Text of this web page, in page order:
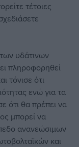
τέτοιες
υδάτινων
πληροφορηθεί
τόνισε ότι
ενώ για τα
ότι θα πρέπει να
μπορεί να
ανανεώσιμων
και